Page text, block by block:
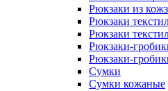
Рюкзаки из
Рюкзаки
Рюкзаки
Рюкзаки-
Рюкзаки-
Сумки
Сумки кожаные